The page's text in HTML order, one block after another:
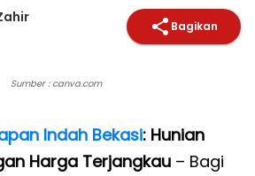
Bagikan
Sumber : canva.com
Indah Bekasi: Hunian
Harga Terjangkau – Bagi